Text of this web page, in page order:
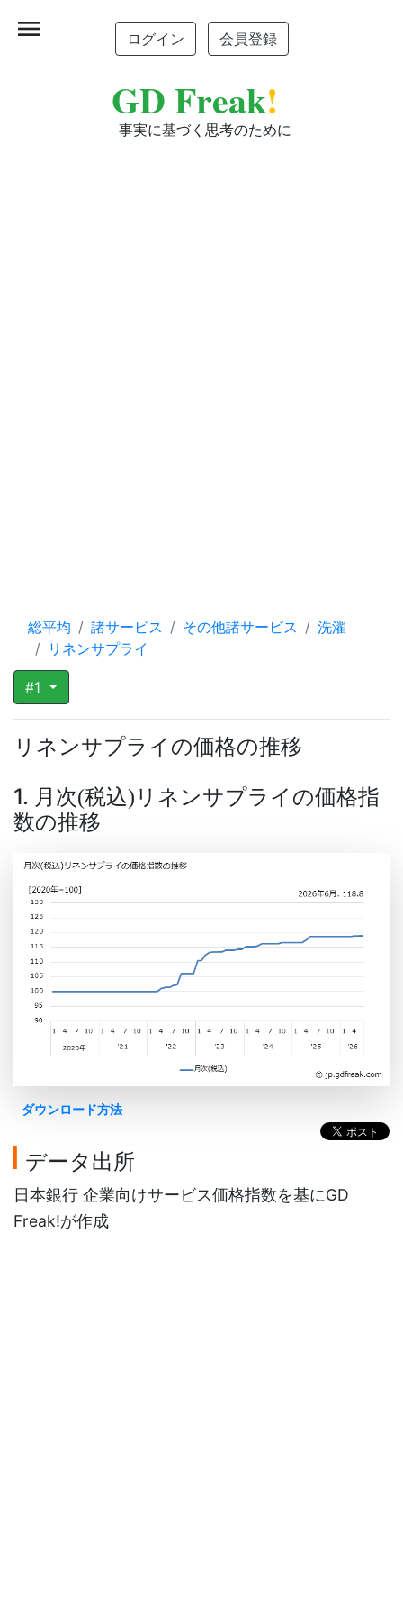
ログイン 会員登録
GD Freak!
事実に基づく思考のために
menu
総平均 諸サービス その他諸サービス
洗濯
リネンサプライ
#1
リネンサプライの価格の推移
1. 月次(税込) リネンサプライの価格指
数の推移
ダウンロード方法
データ出所
日本銀行 企業向けサービス価格指数を基にGD
Freak!が作成